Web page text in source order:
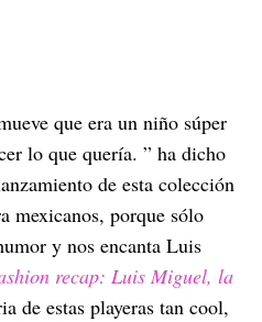
que era un niño súper
lo que quería. ” ha dicho
de esta colección
mexicanos, porque sólo
y nos encanta Luis
recap: Luis Miguel, la
de estas playeras tan cool,